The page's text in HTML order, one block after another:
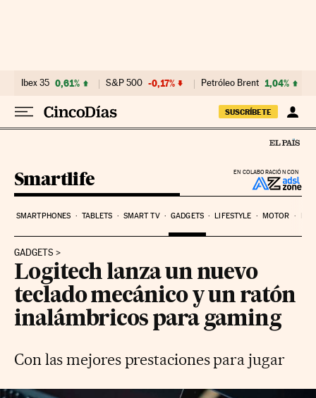
Ibex 35 0,61% S&P 500 -0,17% Petróleo Brent 1,04%
SUSCRÍBETE
EN COLABORACIÓN CON
Smartlife
SMARTPHONES TABLETS SMART TV GADGETS LIFESTYLE MOTOR
GADGETS
Logitech lanza un nuevo
teclado mecánico y un ratón
inalámbricos para gaming
Con las mejores prestaciones para jugar